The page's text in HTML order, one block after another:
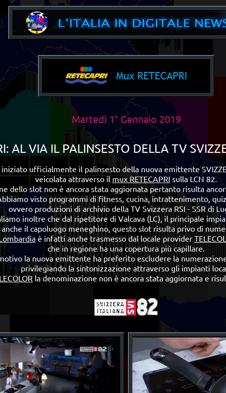
Martedì 1° Gennaio 2019
AL VIA IL PALINSESTO DELLA TV
ufficialmente il palinsesto della nuova emittente
veicolata attraverso ilmux RETECAPRI sulla LCN 82.
dello slot non è ancora stata aggiornata pertanto risulta
visto programmi di fitness, cucina, intrattenimento,
ovvero produzioni di archivio della TV Svizzera RSI - SSR di
inoltre che dal ripetitore di Valcava (LC), il principale
il capoluogo meneghino, questo slot risulta privo di
è infatti anche trasmesso dal locale provider
che in regione ha una copertura più capillare.
la nuova emittente ha preferito escludere la
privilegiando la sintonizzazione attraverso gli impianti
la denominazione non è ancora stata aggiornata e